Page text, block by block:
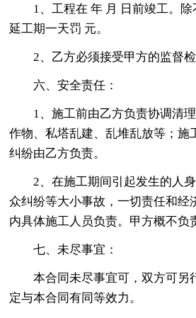
1、工程在 年 月 日前竣工。
延工期一天罚 元。
2、乙方必须接受甲方的监督
六、安全责任：
1、施工前由乙方负责协调清
作物、私塔乱建、乱堆乱放等；施
纠纷由乙方负责。
2、在施工期间引起发生的人
众纠纷等大小事故，一切责任和经
内具体施工人员负责。甲方概不负
七、未尽事宜：
本合同未尽事宜可，双方可另
定与本合同有同等效力。